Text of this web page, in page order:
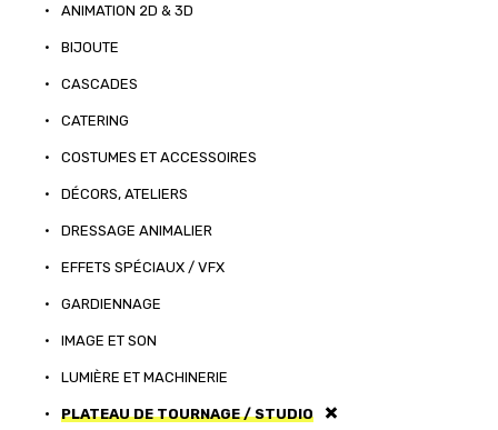
• ANIMATION 2D & 3D
• BIJOUTE
• CASCADES
• CATERING
• COSTUMES ET ACCESSOIRES
• DÉCORS, ATELIERS
• DRESSAGE ANIMALIER
• EFFETS SPÉCIAUX / VFX
• GARDIENNAGE
• IMAGE ET SON
• LUMIÈRE ET MACHINERIE
• PLATEAU DE TOURNAGE / STUDIO